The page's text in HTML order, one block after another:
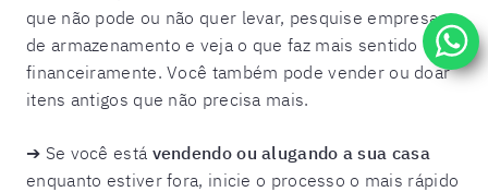
que não pode ou não quer levar, pesquise empresas
de armazenamento e veja o que faz mais sentido
financeiramente. Você também pode vender ou doar
itens antigos que não precisa mais.
➔ Se você está vendendo ou alugando a sua casa
enquanto estiver fora, inicie o processo o mais rápido